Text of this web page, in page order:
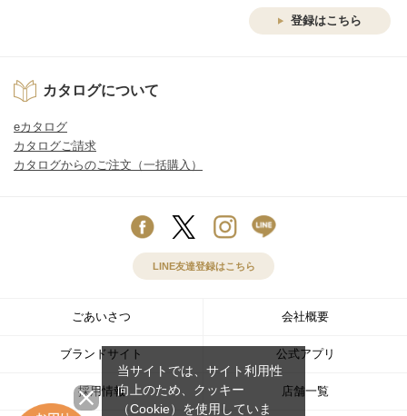
登録はこちら
カタログについて
eカタログ
カタログご請求
カタログからのご注文（一括購入）
LINE友達登録はこちら
ごあいさつ 会社概要
ブランドサイト 公式アプリ
採用情報 店舗一覧
当サイトでは、サイト利用性
向上のため、クッキー
（Cookie）を使用していま